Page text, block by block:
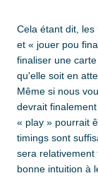
Cela étant dit,
et « jouer pou
finaliser une
qu'elle soit en
Même si nous
devrait
« play » pourrait
timings sont
sera relativement
bonne intuition à